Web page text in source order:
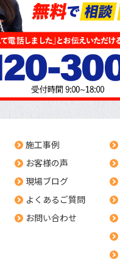
施工事例
お客様の声
現場ブログ
よくあるご質問
お問い合わせ